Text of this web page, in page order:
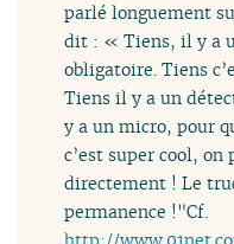
parlé longuement
dit : « Tiens, il y a
obligatoire. Tiens
Tiens il y a un
y a un micro, pour
c’est super cool,
directement ! Le
permanence !"Cf.